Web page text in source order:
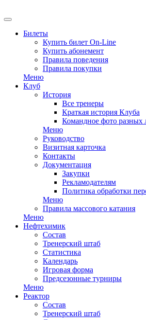
Билеты
Купить билет On-Line
Купить абонемент
Правила поведения
Правила покупки
Меню
Клуб
История
Все тренеры
Краткая история Клуба
Командное фото разных
Меню
Руководство
Визитная карточка
Контакты
Документация
Закупки
Рекламодателям
Политика обработки
Меню
Правила массового катания
Меню
Нефтехимик
Состав
Тренерский штаб
Статистика
Календарь
Игровая форма
Предсезонные турниры
Меню
Реактор
Состав
Тренерский штаб